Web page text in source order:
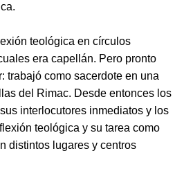
teológica en círculos
era capellán. Pero pronto
trabajó como sacerdote en una
del Rimac. Desde entonces los
interlocutores inmediatos y los
teológica y su tarea como
distintos lugares y centros